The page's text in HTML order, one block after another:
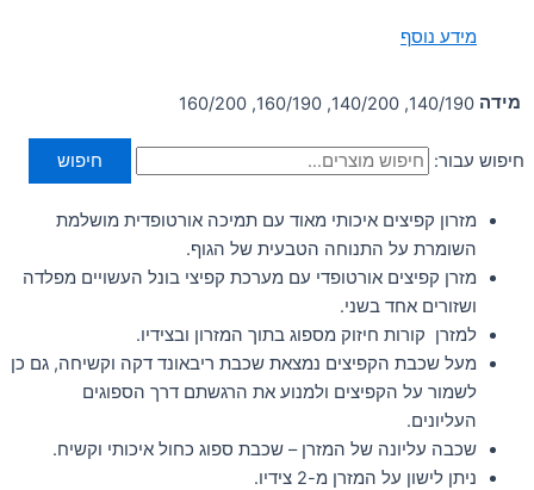
מידע נוסף
מידה 140/190, 140/200, 160/190, 160/200
חיפוש עבור: חיפוש
מזרון קפיצים איכותי מאוד עם תמיכה אורטופדית מושלמת
השומרת על התנוחה הטבעית של הגוף.
מזרן קפיצים אורטופדי עם מערכת קפיצי בונל העשויים מפלדה
ושזורים אחד בשני.
למזרן קורות חיזוק מספוג בתוך המזרון ובצידיו.
מעל שכבת הקפיצים נמצאת שכבת ריבאונד דקה וקשיחה, גם כן
לשמור על הקפיצים ולמנוע את הרגשתם דרך הספוגים
העליונים.
שכבה עליונה של המזרן – שכבת ספוג כחול איכותי וקשיח.
ניתן לישון על המזרן מ-2 צידיו.